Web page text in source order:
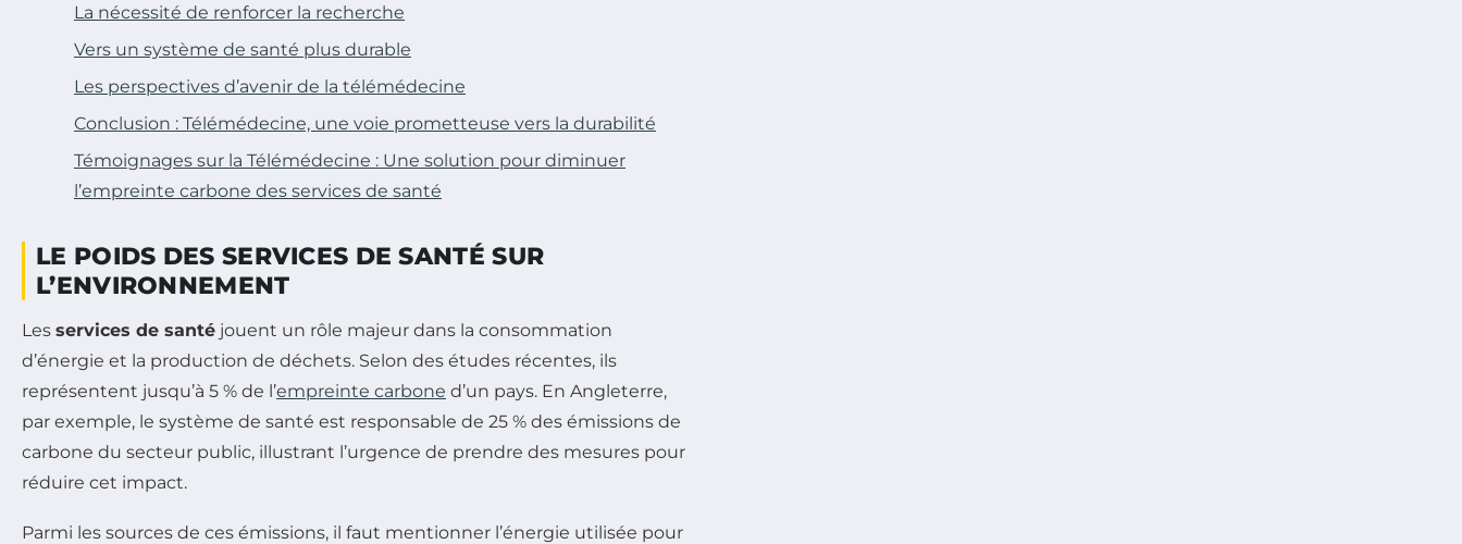
La nécessité de renforcer la recherche
Vers un système de santé plus durable
Les perspectives d’avenir de la télémédecine
Conclusion : Télémédecine, une voie prometteuse vers la durabilité
Témoignages sur la Télémédecine : Une solution pour diminuer
l’empreinte carbone des services de santé
LE POIDS DES SERVICES DE SANTÉ SUR
L’ENVIRONNEMENT
Les services de santé jouent un rôle majeur dans la consommation
d’énergie et la production de déchets. Selon des études récentes, ils
représentent jusqu’à 5 % de l’empreinte carbone d’un pays. En Angleterre,
par exemple, le système de santé est responsable de 25 % des émissions de
carbone du secteur public, illustrant l’urgence de prendre des mesures pour
réduire cet impact.
Parmi les sources de ces émissions, il faut mentionner l’énergie utilisée pour